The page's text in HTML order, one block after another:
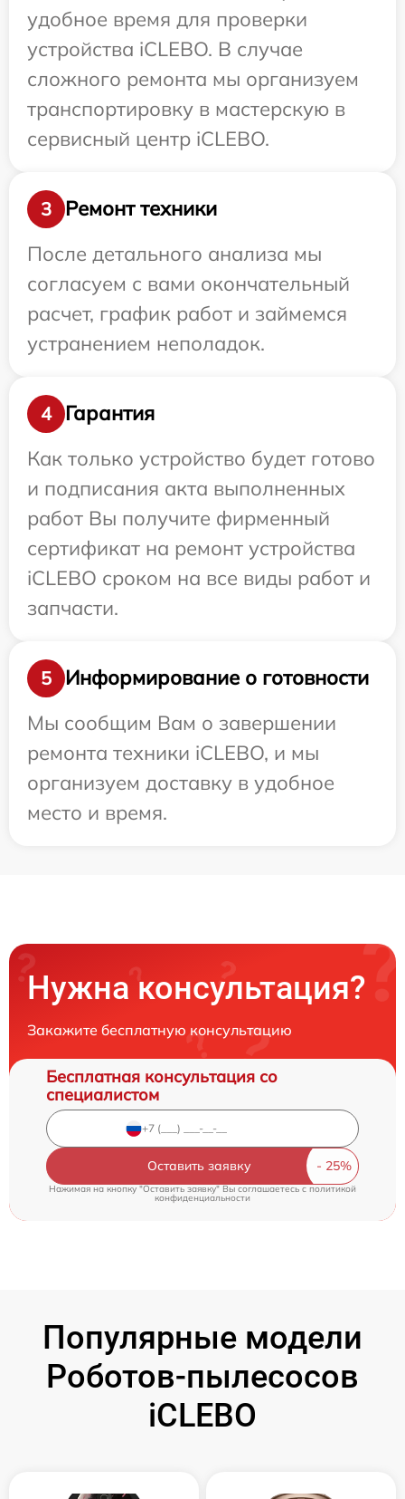
удобное время для проверки
устройства iCLEBO. В случае
сложного ремонта мы организуем
транспортировку в мастерскую в
сервисный центр iCLEBO.
3
Ремонт техники
После детального анализа мы
согласуем с вами окончательный
расчет, график работ и займемся
устранением неполадок.
4
Гарантия
Как только устройство будет готово
и подписания акта выполненных
работ Вы получите фирменный
сертификат на ремонт устройства
iCLEBO сроком на все виды работ и
запчасти.
5
Информирование о готовности
Мы сообщим Вам о завершении
ремонта техники iCLEBO, и мы
организуем доставку в удобное
место и время.
Нужна консультация?
Закажите бесплатную консультацию
Бесплатная консультация со
специалистом
Оставить заявку
Нажимая на кнопку "Оставить заявку" Вы соглашаетесь cполитикой
конфиденциальности
Популярные модели
Роботов-пылесосов
iCLEBO